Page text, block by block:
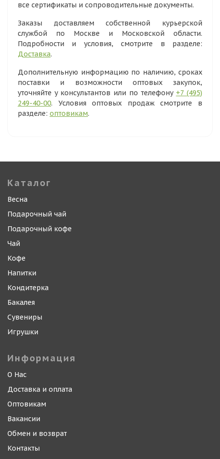
все сертификаты и сопроводительные документы.
Заказы доставляем собственной курьерской
службой по Москве и Московской области.
Подробности и условия, смотрите в разделе:
Доставка.
Дополнительную информацию по наличию, сроках
поставки и возможности оптовых закупок,
уточняйте у консультантов или по телефону +7 (495)
249-40-00. Условия оптовых продаж смотрите в
разделе: оптовикам.
Каталог
Весна
Подарочный чай
Подарочный кофе
Чай
Кофе
Напитки
Кондитерка
Бакалея
Сувениры
Игрушки
Информация
О Нас
Доставка и оплата
Оптовикам
Вакансии
Обмен и возврат
Контакты